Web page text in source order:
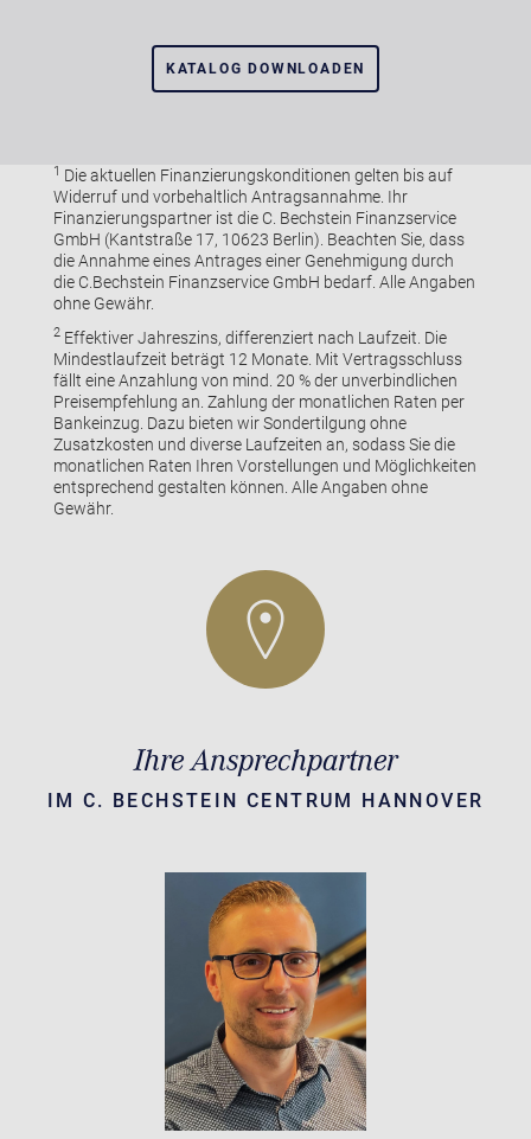
KATALOG DOWNLOADEN
1 Die aktuellen Finanzierungskonditionen gelten bis auf
Widerruf und vorbehaltlich Antragsannahme. Ihr
Finanzierungspartner ist die C. Bechstein Finanzservice
GmbH (Kantstraße 17, 10623 Berlin). Beachten Sie, dass
die Annahme eines Antrages einer Genehmigung durch
die C.Bechstein Finanzservice GmbH bedarf. Alle Angaben
ohne Gewähr.
2Effektiver Jahreszins, differenziert nach Laufzeit. Die
Mindestlaufzeit beträgt 12 Monate. Mit Vertragsschluss
fällt eine Anzahlung von mind. 20 % der unverbindlichen
Preisempfehlung an. Zahlung der monatlichen Raten per
Bankeinzug. Dazu bieten wir Sondertilgung ohne
Zusatzkosten und diverse Laufzeiten an, sodass Sie die
monatlichen Raten Ihren Vorstellungen und Möglichkeiten
entsprechend gestalten können. Alle Angaben ohne
Gewähr.
Ihre Ansprechpartner
IM C. BECHSTEIN CENTRUM HANNOVER